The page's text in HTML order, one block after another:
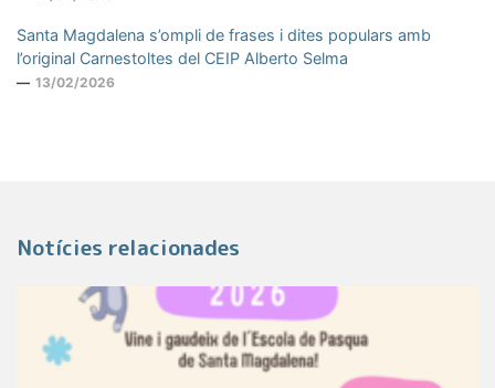
Santa Magdalena s’ompli de frases i dites populars amb
l’original Carnestoltes del CEIP Alberto Selma
13/02/2026
Notícies relacionades